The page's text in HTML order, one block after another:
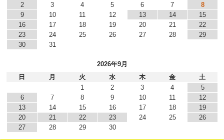
2
3 4 5 6 7
8
9
10 11 12 13 14
15
16
17 18 19 20 21
22
23
24 25 26 27 28
29
30
31
2026年9月
日
月 火 水 木 金
土
1
2 3 4
5
6
7 8 9 10 11
12
13
14 15 16 17 18
19
20
21 22 23 24 25
26
27
28 29 30